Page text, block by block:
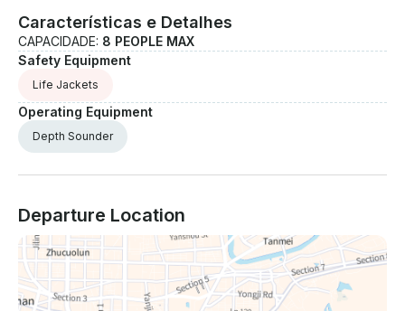
Características e Detalhes
CAPACIDADE: 8 PEOPLE MAX
Safety Equipment
Life Jackets
Operating Equipment
Depth Sounder
Departure Location